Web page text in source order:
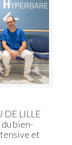
DE LILLE
bien-
et